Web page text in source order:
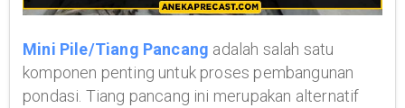
Mini Pile/Tiang Pancang adalah salah satu
komponen penting untuk proses pembangunan
pondasi. Tiang pancang ini merupakan alternatif